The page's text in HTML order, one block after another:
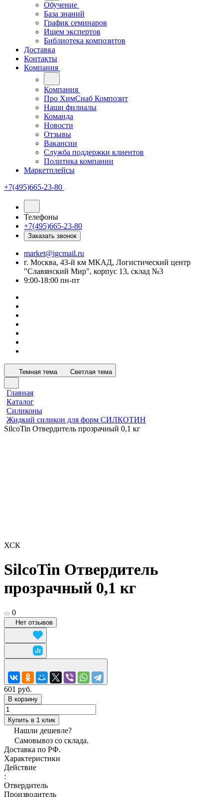
Обучение
База знаний
График семинаров
Ищем экспертов
Библиотека композитов
Доставка
Контакты
Компания
Компания
Про ХимСнаб Композит
Наши филиалы
Команда
Новости
Отзывы
Вакансии
Служба поддержки клиентов
Политика компании
Маркетплейсы
+7(495)665-23-80
Телефоны
+7(495)665-23-80
Заказать звонок
market@igcmail.ru
г. Москва, 43-й км МКАД, Логистический центр
"Славянский Мир", корпус 13, склад №3
9:00-18:00 пн-пт
Темная тема Светлая тема
Главная
Каталог
Силиконы
Жидкий силикон для форм СИЛКОТИН
SilcoTin Отвердитель прозрачный 0,1 кг
ХСК
SilcoTin Отвердитель
прозрачный 0,1 кг
0
Нет отзывов
601 руб.
В корзину
Купить в 1 клик
Нашли дешевле?
Самовывоз со склада.
Доставка по РФ.
Характеристики
Действие
:
Отвердитель
Производитель